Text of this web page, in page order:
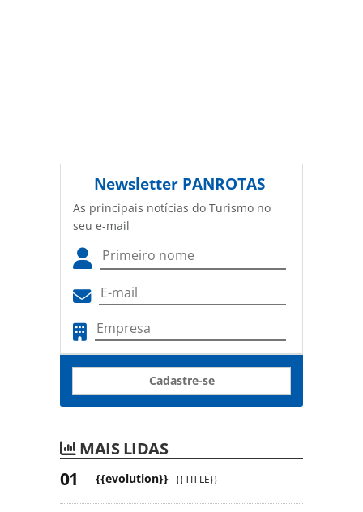
Newsletter PANROTAS
As principais notícias do Turismo no
seu e-mail
Cadastre-se
MAIS LIDAS
{{evolution}} {{TITLE}}